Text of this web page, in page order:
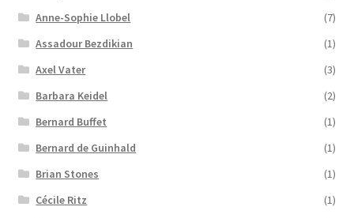
Anne-Sophie Llobel
(7)
Assadour Bezdikian
(1)
Axel Vater
(3)
Barbara Keidel
(2)
Bernard Buffet
(1)
Bernard de Guinhald
(1)
Brian Stones
(1)
Cécile Ritz
(1)